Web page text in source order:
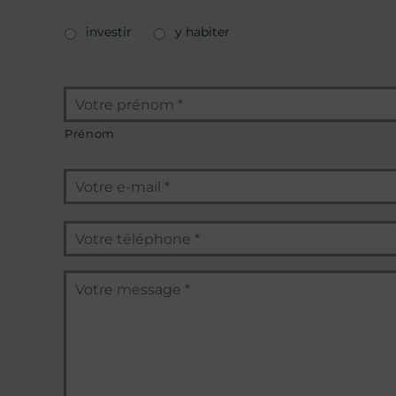
investir y habiter
Identité *
Prénom
E-
mail *
Téléphone *
Message *